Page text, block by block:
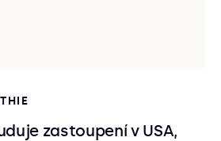
zastoupení v USA,